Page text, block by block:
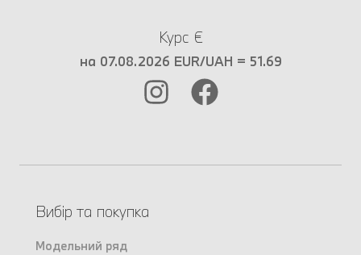
Курс €
на 07.08.2026 EUR/UAH = 51.69
Вибір та покупка
Модельний ряд